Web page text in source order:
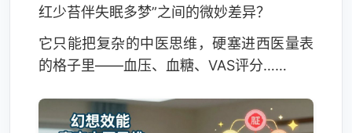
红少苔伴失眠多梦”之间的微妙差异？
它只能把复杂的中医思维，硬塞进西医量表
的格子里——血压、血糖、VAS评分……